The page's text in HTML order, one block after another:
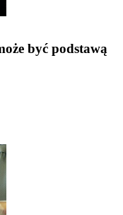
być podstawą